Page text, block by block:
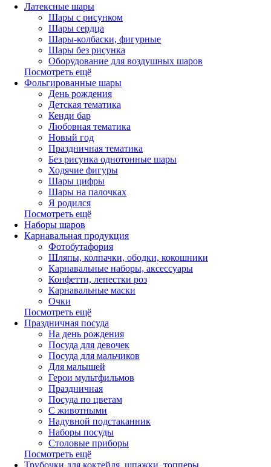
Латексные шары
Шары с рисунком
Шары сердца
Шары-колбаски, фигурные
Шары без рисунка
Оборудование для воздушных шаров
Посмотреть ещё
Фольгированные шары
День рождения
Детская тематика
Кенди бар
Любовная тематика
Новый год
Праздничная тематика
Без рисунка однотонные шары
Ходячие фигуры
Шары цифры
Шары на палочках
Я родился
Посмотреть ещё
Наборы шаров
Карнавальная продукция
Фотобутафория
Шляпы, колпачки, ободки, кокошники
Карнавальные наборы, аксессуары
Конфетти, лепестки роз
Карнавальные маски
Очки
Посмотреть ещё
Праздничная посуда
На день рождения
Посуда для девочек
Посуда для мальчиков
Для малышей
Герои мультфильмов
Праздничная
Посуда по цветам
С животными
Надувной подстаканник
Наборы посуды
Столовые приборы
Посмотреть ещё
Трубочки для коктейля, шпажки, топперы